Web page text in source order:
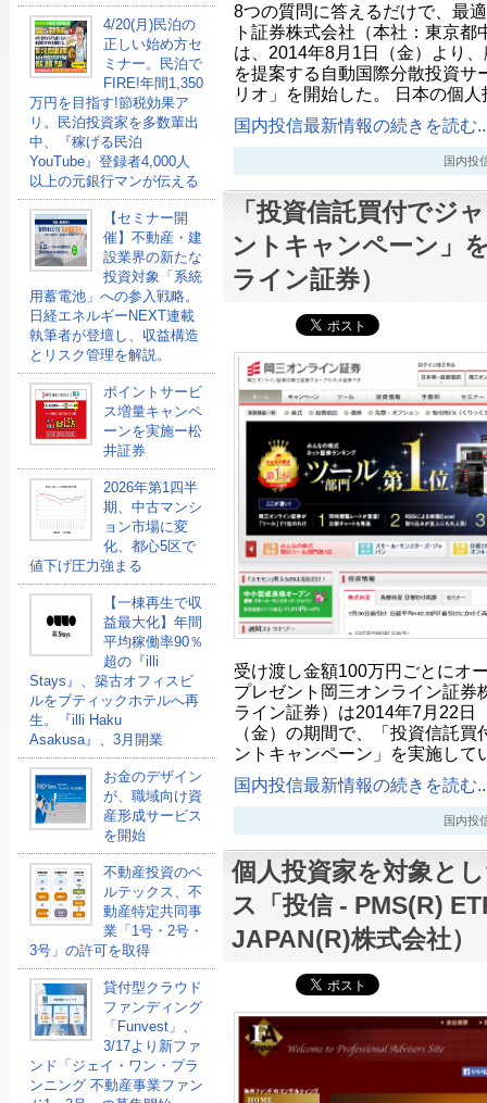
4/20(月)民泊の
正しい始め方セ
ミナー。民泊で
FIRE!年間1,350
万円を目指す!節税効果ア
リ。民泊投資家を多数輩出
中、『稼げる民泊
YouTube』登録者4,000人
以上の元銀行マンが伝える
【セミナー開
催】不動産・建
設業界の新たな
投資対象「系統
用蓄電池」への参入戦略。
日経エネルギーNEXT連載
執筆者が登壇し、収益構造
とリスク管理を解説。
ポイントサービ
ス増量キャンペ
ーンを実施ー松
井証券
2026年第1四半
期、中古マンシ
ョン市場に変
化、都心5区で
値下げ圧力強まる
【一棟再生で収
益最大化】年間
平均稼働率90％
超の『illi
Stays』、築古オフィスビ
ルをブティックホテルへ再
生。『illi Haku
Asakusa』、3月開業
お金のデザイン
が、職域向け資
産形成サービス
を開始
不動産投資のベ
ルテックス、不
動産特定共同事
業「1号・2号・
3号」の許可を取得
貸付型クラウド
ファンディング
「Funvest」、
3/17より新ファ
ンド「ジェイ・ワン・プラ
ンニング 不動産事業ファン
8つの質問に答えるだけで、最
ト証券株式会社（本社：東京
は、2014年8月1日（金）より
を提案する自動国際分散投資サ
リオ」を開始した。 日本の個
国内投信最新情報の続きを読む
国内投
「投資信託買付でジ
ントキャンペーン」
ライン証券）
受け渡し金額100万円ごとにオ
プレゼント岡三オンライン証券
ライン証券）は2014年7月22日
（金）の期間で、「投資信託
ントキャンペーン」を実施し
国内投信最新情報の続きを読む
国内投
個人投資家を対象と
ス「投信 - PMS(R)
JAPAN(R)株式会社）